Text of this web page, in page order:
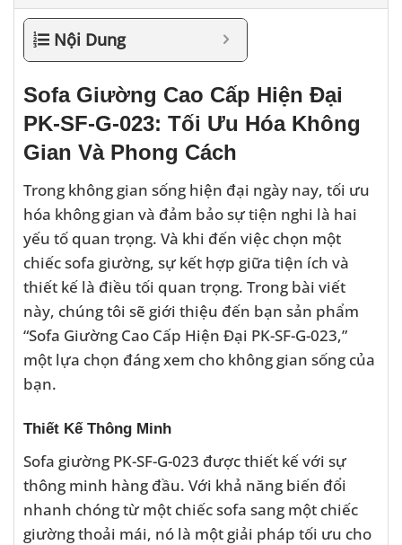
Nội Dung
Sofa Giường Cao Cấp Hiện Đại
PK-SF-G-023: Tối Ưu Hóa Không
Gian Và Phong Cách
Trong không gian sống hiện đại ngày nay, tối ưu
hóa không gian và đảm bảo sự tiện nghi là hai
yếu tố quan trọng. Và khi đến việc chọn một
chiếc sofa giường, sự kết hợp giữa tiện ích và
thiết kế là điều tối quan trọng. Trong bài viết
này, chúng tôi sẽ giới thiệu đến bạn sản phẩm
“Sofa Giường Cao Cấp Hiện Đại PK-SF-G-023,”
một lựa chọn đáng xem cho không gian sống của
bạn.
Thiết Kế Thông Minh
Sofa giường PK-SF-G-023 được thiết kế với sự
thông minh hàng đầu. Với khả năng biến đổi
nhanh chóng từ một chiếc sofa sang một chiếc
giường thoải mái, nó là một giải pháp tối ưu cho